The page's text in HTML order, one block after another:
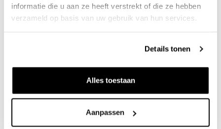
informatie die u aan ze heeft verstrekt of die ze hebben
verzameld op basis van uw gebruik van hun services.
Details tonen
Alles toestaan
Aanpassen